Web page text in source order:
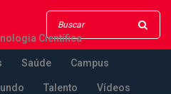
Científica
Saúde Campus
Talento Vídeos